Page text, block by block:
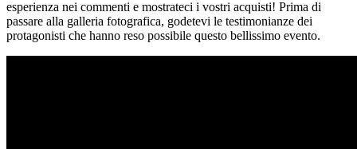
esperienza nei commenti e mostrateci i vostri acquisti! Prima di
passare alla galleria fotografica, godetevi le testimonianze dei
protagonisti che hanno reso possibile questo bellissimo evento.